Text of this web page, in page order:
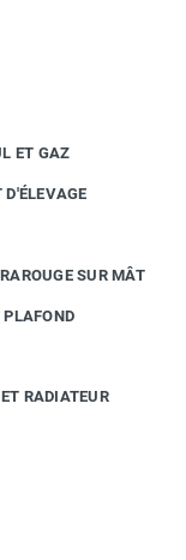
ET GAZ
D'ÉLEVAGE
SUR MÂT
PLAFOND
RADIATEUR